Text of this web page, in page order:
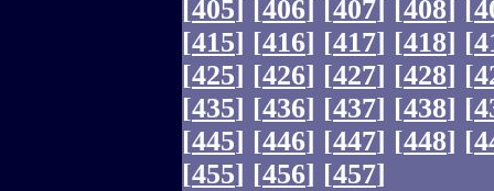
[405] [406] [407] [408] [
[415] [416] [417] [418] [
[425] [426] [427] [428] [
[435] [436] [437] [438] [
[445] [446] [447] [448] [
[455] [456] [457]